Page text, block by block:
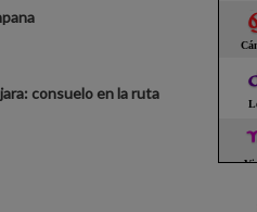
consuelo en la ruta